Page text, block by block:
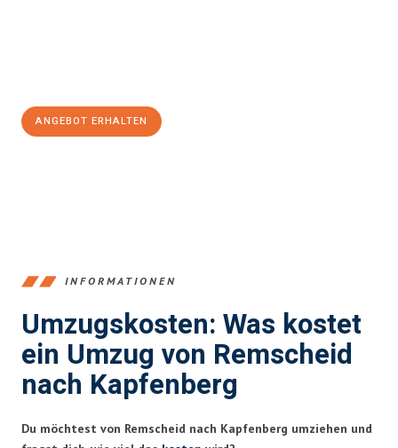
ANGEBOT ERHALTEN
INFORMATIONEN
Umzugskosten: Was kostet
ein Umzug von Remscheid
nach Kapfenberg
Du möchtest von Remscheid nach Kapfenberg umziehen und